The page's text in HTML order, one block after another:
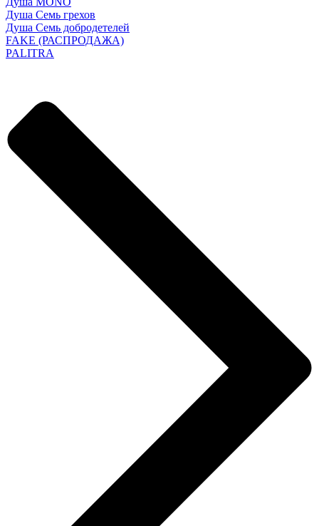
Душа Семь грехов
Душа Семь добродетелей
FAKE (РАСПРОДАЖА)
PALITRA